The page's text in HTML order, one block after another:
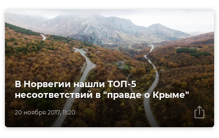
20 ноября 2017, 11:20
В Норвегии нашли ТОП-5
несоответствий в "правде о Крыме"